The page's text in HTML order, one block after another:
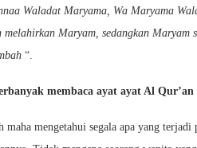
Waladat Maryama, Wa Maryama
melahirkan Maryam, sedangkan Maryam
“.
membaca ayat ayat Al Qur’an
maha mengetahui segala apa yang terjadi